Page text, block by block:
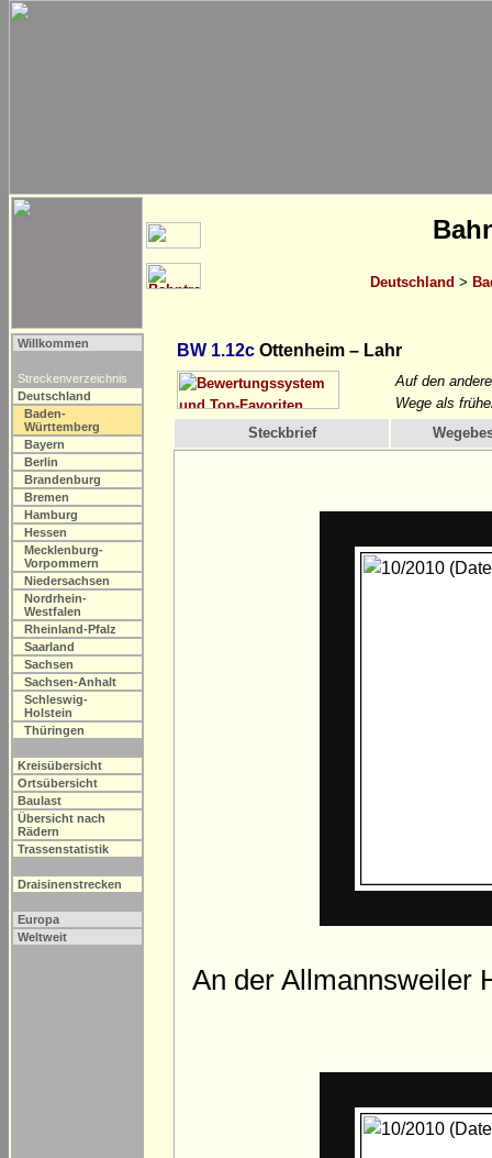
Deutschland >
Willkommen
Streckenverzeichnis
Deutschland
Baden-
Württemberg
Bayern
Berlin
Brandenburg
Bremen
Hamburg
Hessen
Mecklenburg-
Vorpommern
Niedersachsen
Nordrhein-
Westfalen
Rheinland-Pfalz
Saarland
Sachsen
Sachsen-Anhalt
Schleswig-
Holstein
Thüringen
Kreisübersicht
Ortsübersicht
Baulast
Übersicht nach
Rädern
Trassenstatistik
Draisinenstrecken
Europa
Weltweit
BW 1.12c Ottenheim – Lahr
Auf den
Wege als
Steckbrief
An der Allmannsweiler